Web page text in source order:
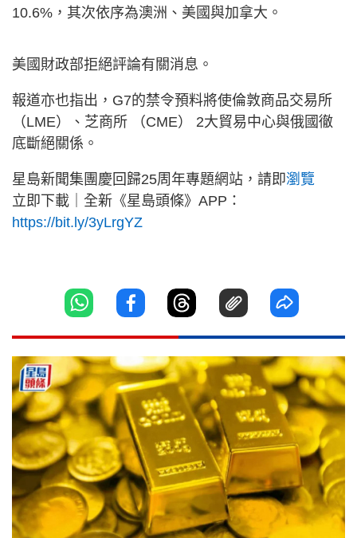
10.6%，其次依序為澳洲、美國與加拿大。
美國財政部拒絕評論有關消息。
報道亦也指出，G7的禁令預料將使倫敦商品交易所
（LME）、芝商所 （CME） 2大貿易中心與俄國徹
底斷絕關係。
星島新聞集團慶回歸25周年專題網站，請即瀏覽
立即下載｜全新《星島頭條》APP：
https://bit.ly/3yLrgYZ